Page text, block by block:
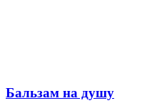
Бальзам на душу